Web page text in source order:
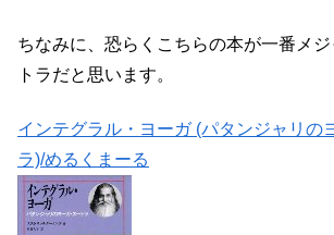
ちなみに、恐らくこちらの本が一番メ
トラだと思います。
インテグラル・ヨーガ (パタンジャリの
ラ)/めるくまーる